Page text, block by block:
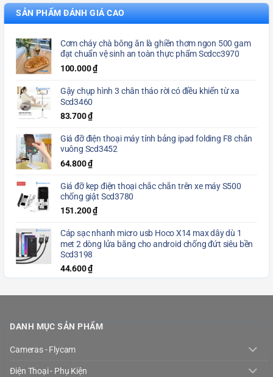
SẢN PHẨM ĐÁNH GIÁ CAO
Cơm cháy chà bông ăn là ghiền thơm ngon 500 gam
đạt chuẩn vệ sinh an toàn thực phẩm Scdcc3970
100.000₫
Gậy chụp hình 3 chân tháo rời có điều khiển từ xa
Scd3460
83.700₫
Giá đỡ điện thoại máy tính bảng ipad folding F8 chân
vuông Scd3452
64.800₫
Giá đỡ kẹp điện thoại chắc chắn trên xe máy S500
chống giật Scd3780
151.200₫
Cáp sạc nhanh micro usb Hoco X14 max dây dù 1
met 2 dòng lửa băng cho android chống đứt siêu bền
Scd3198
44.600₫
DANH MỤC SẢN PHẨM
Cameras - Flycam
Điện Thoại - Phụ Kiện